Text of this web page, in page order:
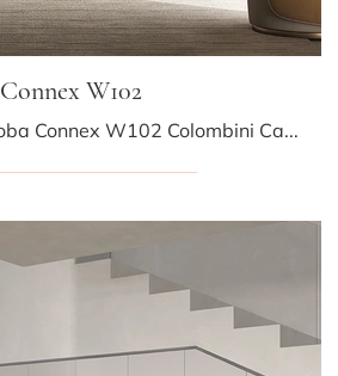
Connex W102
Cerchi un guardaroba Connex W102 Colombini Casa? Clicca subito! Gli armadi cabine armadio con ante scorrevoli ti aspettano.